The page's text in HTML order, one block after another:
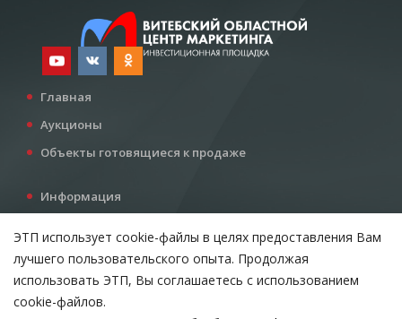
Главная
Аукционы
Объекты готовящиеся к продаже
Информация
Все для инвестора
Контакты
ЭТП использует cookie-файлы в целях предоставления Вам
лучшего пользовательского опыта. Продолжая
использовать ЭТП, Вы соглашаетесь с использованием
cookie-файлов.